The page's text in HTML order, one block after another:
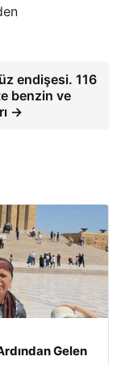
endişesi. 116
benzin ve
→
Gelen